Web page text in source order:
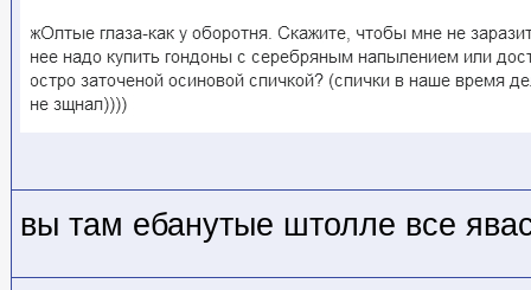
вы там ебанутые штолле все